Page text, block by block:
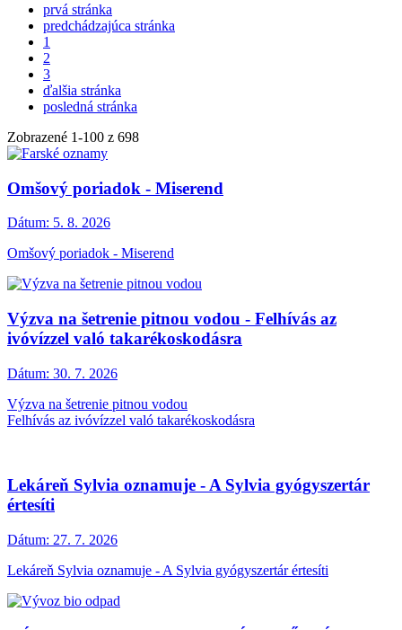
prvá stránka
predchádzajúca stránka
1
2
3
ďalšia stránka
posledná stránka
Zobrazené 1-100 z 698
Omšový poriadok - Miserend
Dátum: 5. 8. 2026
Omšový poriadok - Miserend
Výzva na šetrenie pitnou vodou - Felhívás az
ivóvízzel való takarékoskodásra
Dátum: 30. 7. 2026
Výzva na šetrenie pitnou vodou
Felhívás az ivóvízzel való takarékoskodásra
Lekáreň Sylvia oznamuje - A Sylvia gyógyszertár
értesíti
Dátum: 27. 7. 2026
Lekáreň Sylvia oznamuje - A Sylvia gyógyszertár értesíti